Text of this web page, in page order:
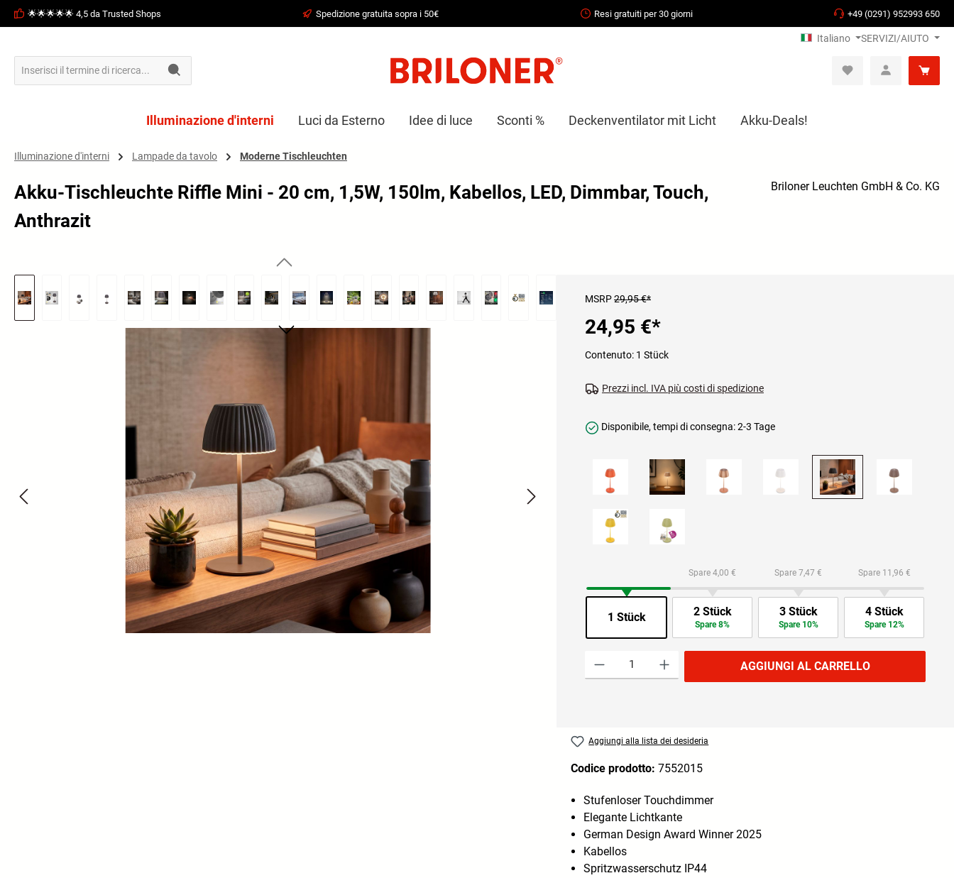
Passa alla navigazione principale
🌟🌟🌟🌟🌟 4,5 da Trusted Shops Spedizione gratuita sopra i 50€ Resi gratuiti per 30 giorni +49 (0291) 952993 650
Italiano SERVIZI/AIUTO
Illuminazione d'interni Luci da Esterno Idee di luce Sconti % Deckenventilator mit Licht Akku-Deals!
Illuminazione d'interni Lampade da tavolo Moderne Tischleuchten
Akku-Tischleuchte Riffle Mini - 20 cm, 1,5W, 150lm, Kabellos, LED, Dimmbar, Touch,
Anthrazit
Briloner Leuchten GmbH & Co. KG
MSRP29,95 €*
24,95 €*
Contenuto: 1 Stück
Prezzi incl. IVA più costi di spedizione
Disponibile, tempi di consegna: 2-3 Tage
1 Stück
Spare 4,00 €
2 Stück
Spare 8%
Spare 7,47 €
3 Stück
Spare 10%
Spare 11,96 €
4 Stück
Spare 12%
AGGIUNGI AL CARRELLO
Aggiungi alla lista dei desideria
Codice prodotto: 7552015
Stufenloser Touchdimmer
Elegante Lichtkante
German Design Award Winner 2025
Kabellos
Spritzwasserschutz IP44